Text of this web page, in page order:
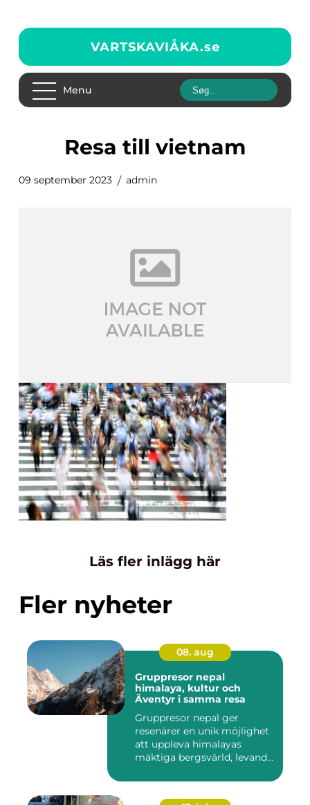
VARTSKAVIÅKA.se
Menu
resa till vietnam
09 september 2023 admin
Läs fler inlägg här
Fler nyheter
08. aug
Gruppresor nepal
himalaya, kultur och
Äventyr i samma resa
Gruppresor nepal ger
resenärer en unik möjlighet
att uppleva himalayas
mäktiga bergsvärld, levande